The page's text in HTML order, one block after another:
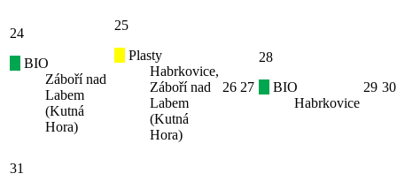
24
BIO
Záboří nad
Labem
(Kutná
Hora)
25
Plasty
Habrkovice,
Záboří nad
Labem
(Kutná
Hora)
26 27
28
BIO
Habrkovice
29 30
31